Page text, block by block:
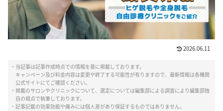
2026.06.11
・当記事は記事作成時点での情報を基に掲載しております。
キャンペーン及び料金内容は変更や終了する可能性が有りますので、最新情報は各機関
公式サイトにてご確認ください。
・掲載のサロンやクリニックについて、選定については編集部による調査により編集部独
自の視点で執筆しております。
・記事記載の効果効能や痛みには個人差があり保証するものではありません。